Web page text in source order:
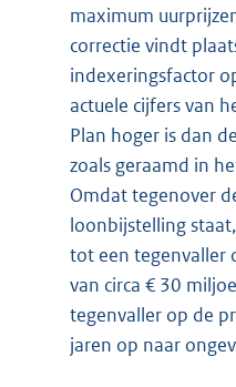
maximum
correctie vindt
indexeringsfactor
actuele cijfers van
Plan hoger is dan
zoals geraamd in
Omdat tegenover
loonbijstelling
tot een tegenvaller
van circa € 30
tegenvaller op de
jaren op naar